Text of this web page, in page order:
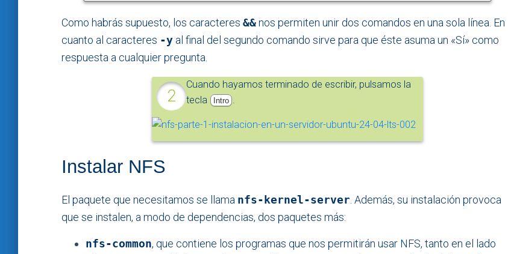
Como habrás supuesto, los caracteres &&nos permiten unir dos comandos en una sola línea. En
cuanto al caracteres -y al final del segundo comando sirve para que éste asuma un «Sí» como
respuesta a cualquier pregunta.
Cuando hayamos terminado de escribir, pulsamos la
tecla
Intro
Instalar NFS
El paquete que necesitamos se llama nfs-kernel-server . Además, su instalación provoca
que se instalen, a modo de dependencias, dos paquetes más:
nfs-common, que contiene los programas que nos permitirán usar NFS, tanto en el lado